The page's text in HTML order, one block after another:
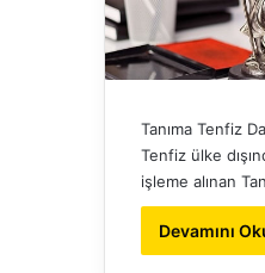
Tanıma Tenfiz
Tenfiz ülke
işleme alınan
Devamını